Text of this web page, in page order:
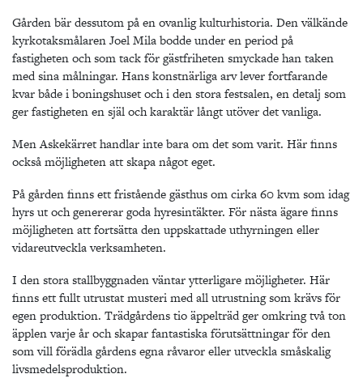
Gården bär dessutom på en ovanlig kulturhistoria. Den välkände
kyrkotaksmålaren Joel Mila bodde under en period på
fastigheten och som tack för gästfriheten smyckade han taken
med sina målningar. Hans konstnärliga arv lever fortfarande
kvar både i boningshuset och i den stora festsalen, en detalj som
ger fastigheten en själ och karaktär långt utöver det vanliga.
Men Askekärret handlar inte bara om det som varit. Här finns
också möjligheten att skapa något eget.
På gården finns ett fristående gästhus om cirka 60 kvm som idag
hyrs ut och genererar goda hyresintäkter. För nästa ägare finns
möjligheten att fortsätta den uppskattade uthyrningen eller
vidareutveckla verksamheten.
I den stora stallbyggnaden väntar ytterligare möjligheter. Här
finns ett fullt utrustat musteri med all utrustning som krävs för
egen produktion. Trädgårdens tio äppelträd ger omkring två ton
äpplen varje år och skapar fantastiska förutsättningar för den
som vill förädla gårdens egna råvaror eller utveckla småskalig
livsmedelsproduktion.